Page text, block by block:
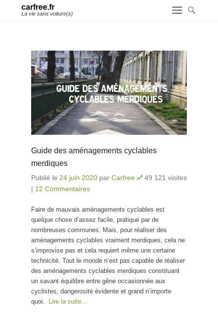
carfree.fr
La vie sans voiture(s)
Guide des aménagements cyclables
merdiques
Publié le 24 juin 2020 par Carfree
49 121 visites
| 12 Commentaires
Faire de mauvais aménagements cyclables est
quelque chose d’assez facile, pratiqué par de
nombreuses communes. Mais, pour réaliser des
aménagements cyclables vraiment merdiques, cela ne
s’improvise pas et cela requiert même une certaine
technicité. Tout le monde n’est pas capable de réaliser
des aménagements cyclables merdiques constituant
un savant équilibre entre gêne occasionnée aux
cyclistes, dangerosité évidente et grand n’importe
quoi.
Lire la suite…